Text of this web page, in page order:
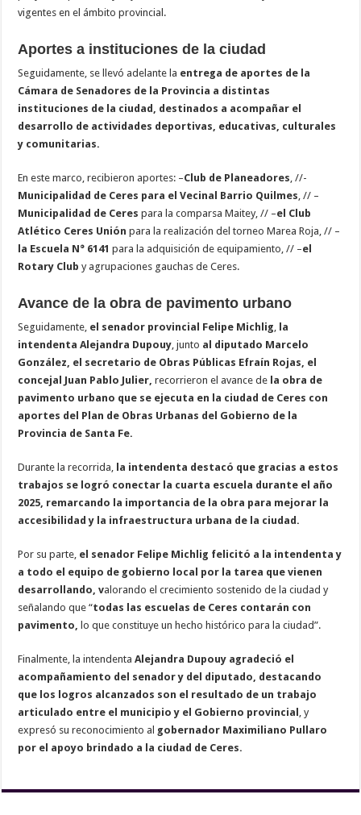
vigentes en el ámbito provincial.
Aportes a instituciones de la ciudad
Seguidamente, se llevó adelante la entrega de aportes de la
Cámara de Senadores de la Provincia a distintas
instituciones de la ciudad, destinados a acompañar el
desarrollo de actividades deportivas, educativas, culturales
y comunitarias.
En este marco, recibieron aportes: –Club de Planeadores , //-
Municipalidad de Ceres para el Vecinal Barrio Quilmes , // –
Municipalidad de Ceres para la comparsa Maitey, // –el Club
Atlético Ceres Unión para la realización del torneo Marea Roja, // –
la Escuela N° 6141 para la adquisición de equipamiento, // –el
Rotary Club y agrupaciones gauchas de Ceres.
Avance de la obra de pavimento urbano
Seguidamente, el senador provincial Felipe Michlig la
intendenta Alejandra Dupouy , junto al diputado Marcelo
González, el secretario de Obras Públicas Efraín Rojas, el
concejal Juan Pablo Julier, recorrieron el avance de la obra de
pavimento urbano que se ejecuta en la ciudad de Ceres con
aportes del Plan de Obras Urbanas del Gobierno de la
Provincia de Santa Fe.
Durante la recorrida, la intendenta destacó que gracias a estos
trabajos se logró conectar la cuarta escuela durante el año
2025, remarcando la importancia de la obra para mejorar la
accesibilidad y la infraestructura urbana de la ciudad.
Por su parte, el senador Felipe Michlig felicitó a la intendenta y
a todo el equipo de gobierno local por la tarea que vienen
desarrollando, valorando el crecimiento sostenido de la ciudad y
señalando que “todas las escuelas de Ceres contarán con
pavimento, lo que constituye un hecho histórico para la ciudad”.
Finalmente, la intendentaAlejandra Dupouy agradeció el
acompañamiento del senador y del diputado, destacando
que los logros alcanzados son el resultado de un trabajo
articulado entre el municipio y el Gobierno provincial , y
expresó su reconocimiento al gobernador Maximiliano Pullaro
por el apoyo brindado a la ciudad de Ceres.